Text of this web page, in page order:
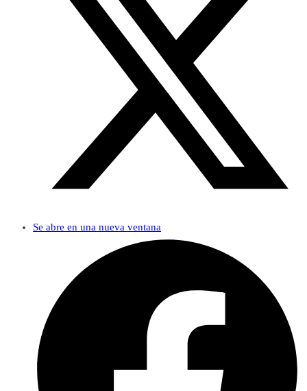
Se abre en una nueva ventana